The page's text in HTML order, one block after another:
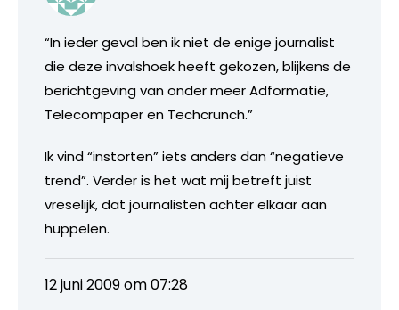
“In ieder geval ben ik niet de enige journalist
die deze invalshoek heeft gekozen, blijkens de
berichtgeving van onder meer Adformatie,
Telecompaper en Techcrunch.”
Ik vind “instorten” iets anders dan “negatieve
trend”. Verder is het wat mij betreft juist
vreselijk, dat journalisten achter elkaar aan
huppelen.
12 juni 2009 om 07:28